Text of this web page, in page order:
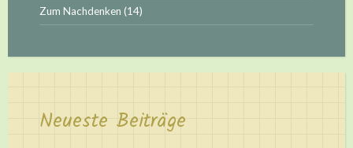
Zum Nachdenken (14)
Neueste Beiträge